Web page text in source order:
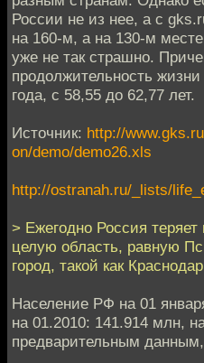
России не из нее, а с
на 160-м, а на 130-м
уже не так страшно.
продолжительность
года, с 58,55 до 62,77 лет.
Источник: http://
on/demo/demo26.xls
http://ostranah.ru/_lists/
> Ежегодно Россия
целую область, равную
город, такой как
Население РФ на 01
на 01.2010: 141.914 млн,
предварительным